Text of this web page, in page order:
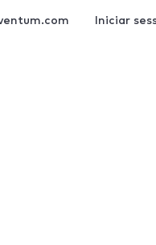
Iniciar